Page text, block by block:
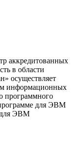
аккредитованных
в области
осуществляет
информационных
программного
для ЭВМ
для ЭВМ